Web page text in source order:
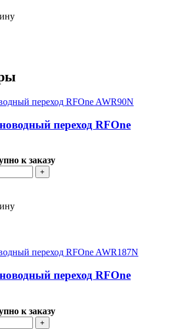
переход RFOne
к заказу
+
переход RFOne
к заказу
+